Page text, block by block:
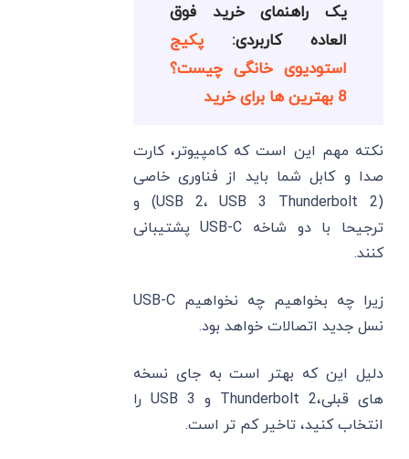
یک راهنمای خرید فوق
العاده کاربردی:پکیج
استودیوی خانگی چیست؟
8 بهترین ها برای خرید
نکته مهم این است که کامپیوتر، کارت
صدا و کابل شما باید از فناوری خاصی
(USB 2، USB 3 Thunderbolt 2) و
ترجیحا با دو شاخه USB-C پشتیبانی
کنند.
زیرا چه بخواهیم چه نخواهیم USB-C
نسل جدید اتصالات خواهد بود.
دلیل این که بهتر است به جای نسخه
‌های قبلی،Thunderbolt 2 و USB 3 را
انتخاب کنید، تاخیر کم تر است.